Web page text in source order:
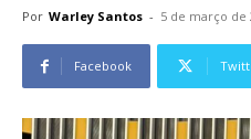
Por Warley Santos - 5 de março de
Facebook